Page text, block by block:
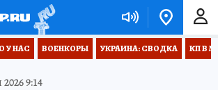
У НАС ВОЕНКОРЫ УКРАИНА: СВОДКА КП В
9:14